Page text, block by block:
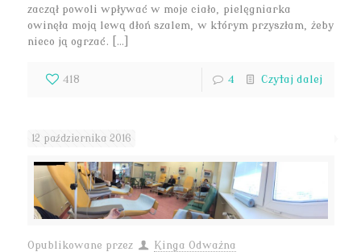
zaczął powoli wpływać w moje ciało, pielęgniarka
owinęła moją lewą dłoń szalem, w którym przyszłam, żeby
nieco ją ogrzać. […]
418 4 Czytaj dalej
12 października 2016
Opublikowane przez Kinga Odważna